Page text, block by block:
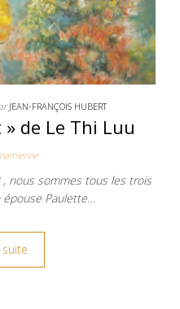
JEAN-FRANÇOIS HUBERT
de Le Thi Luu
nous sommes tous les trois
Paulette…
suite